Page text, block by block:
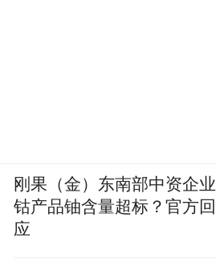
刚果（金）东南部中资企业
钴产品铀含量超标？官方回
应